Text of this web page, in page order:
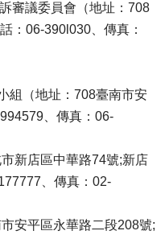
審議委員會（地址：708
：06-390l030、傳真：
組（地址：708臺南市安
、傳真：06-
新店區中華路74號;新店
、傳真：02-
安平區永華路二段208號;